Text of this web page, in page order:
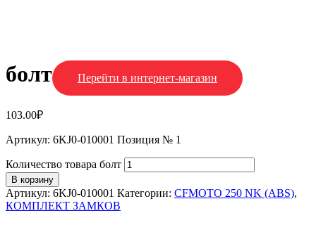
болт Перейти в интернет-магазин
103.00₽
Артикул: 6KJ0-010001 Позиция № 1
Количество товара болт
В корзину
Артикул: 6KJ0-010001 Категории: CFMOTO 250 NK (ABS),
КОМПЛЕКТ ЗАМКОВ